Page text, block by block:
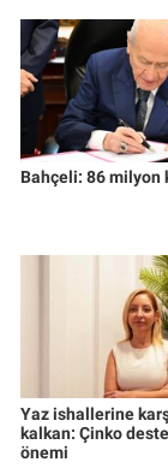
Bahçeli: 86 milyon
Yaz ishallerine
kalkan: Çinko
önemi